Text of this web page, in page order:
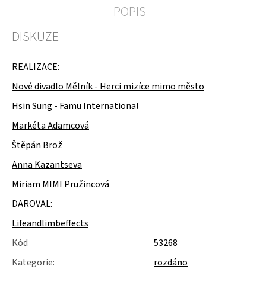
POPIS
DISKUZE
REALIZACE:
Nové divadlo Mělník - Herci mizíce mimo město
Hsin Sung - Famu International
Markéta Adamcová
Štěpán Brož
Anna Kazantseva
Miriam MIMI Pružincová
DAROVAL:
Lifeandlimbeffects
Kód
53268
Kategorie: rozdáno
o
r
u
č
u
j
e
m
e
ŽIDLE